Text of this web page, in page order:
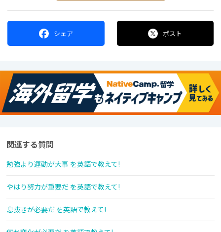
シェア ポスト
関連する質問
勉強より運動が大事 を英語で教えて!
やはり努力が重要だ を英語で教えて!
息抜きが必要だ を英語で教えて!